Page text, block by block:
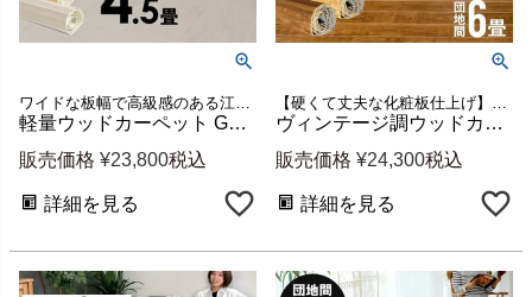
ワイドな板幅で高級感のある江戸間4.5畳用ウッドカーペット
軽量ウッドカーペット GA-70 江戸間4.5畳用 約260×259cm 1梱包 [cpt-ga70-e45]
販売価格 ¥23,800税込
詳細を見る
【硬くて丈夫な化粧板仕上げ】団地間6畳用ウッドカーペット
ヴィンテージ調ウッドカーペット PJ-40シリーズ 団地間6畳用 約243×345cm 1梱包 [cpt-pj-45-d60]
販売価格 ¥24,300税込
詳細を見る